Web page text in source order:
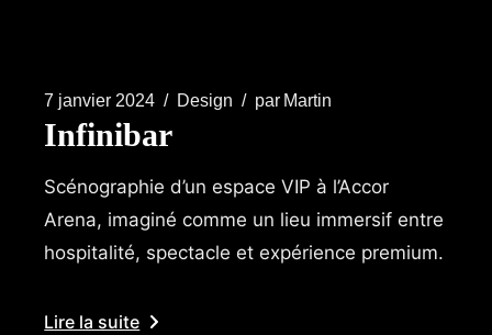
7 janvier 2024 Design par Martin
Infinibar
Scénographie d’un espace VIP à l’Accor
Arena, imaginé comme un lieu immersif entre
hospitalité, spectacle et expérience premium.
Lire la suite